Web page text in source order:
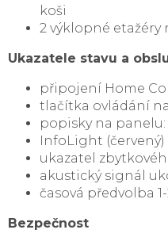
koši
2 výklopné etažéry
Ukazatele stavu a
připojení Home
tlačítka ovládání
popisky na
InfoLight (červený)
ukazatel
akustický signál
časová předvolba
Bezpečnost